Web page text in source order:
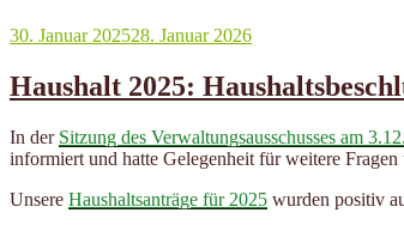
Veröffentlicht
30. Januar 202528. Januar 2026
Haushalt 2025:
In der Sitzung des Verwaltungsausschusses am
informiert und hatte Gelegenheit für weitere
Unsere Haushaltsanträge für 2025 wurden positiv